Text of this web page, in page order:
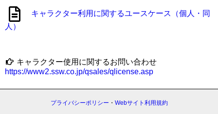
キャラクター利用に関するユースケース（個人・同
人）
キャラクター使用に関するお問い合わせ
https://www2.ssw.co.jp/qsales/qlicense.asp
プライバシーポリシー ・ Webサイト利用規約